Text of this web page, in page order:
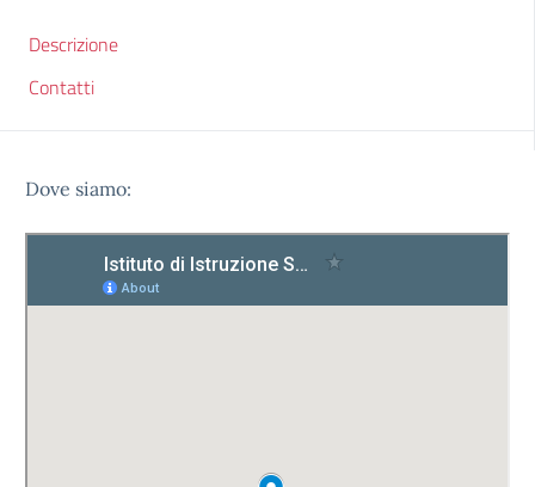
Descrizione
Contatti
Dove siamo: